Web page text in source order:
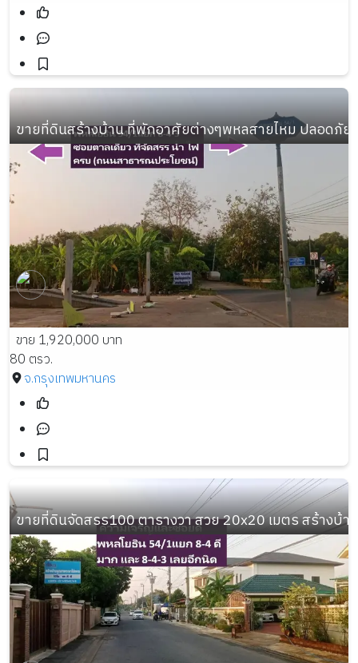
ขายที่ดินสร้างบ้าน ที่พักอาศัยต่างๆพหลสายไหม ปลอดภัย
ขาย 1,920,000 บาท
80 ตรว.
จ.กรุงเทพมหานคร
ขายที่ดินจัดสรร100 ตารางวา สวย 20x20 เมตร สร้างบ้